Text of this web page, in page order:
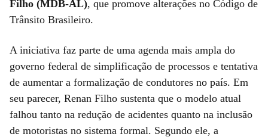
Filho (MDB-AL), que promove alterações no Código de
Trânsito Brasileiro.
A iniciativa faz parte de uma agenda mais ampla do
governo federal de simplificação de processos e tentativa
de aumentar a formalização de condutores no país. Em
seu parecer, Renan Filho sustenta que o modelo atual
falhou tanto na redução de acidentes quanto na inclusão
de motoristas no sistema formal. Segundo ele, a